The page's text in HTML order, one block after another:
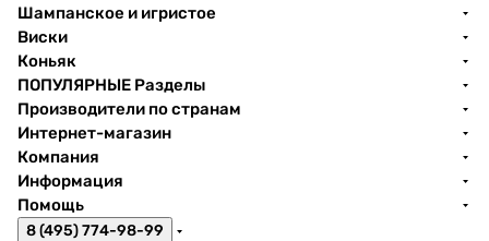
Шампанское и игристое
Виски
Коньяк
ПОПУЛЯРНЫЕ Разделы
Производители по странам
Интернет-магазин
Компания
Информация
Помощь
8 (495) 774-98-99